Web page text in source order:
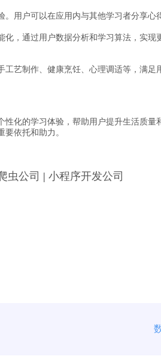
用户可以在应用内与其他学习者分享心
，通过用户数据分析和学习算法，实
艺制作、健康烹饪、心理调适等，满
化的学习体验，帮助用户提升生活质
依托和助力。
虫公司 | 小程序开发公司